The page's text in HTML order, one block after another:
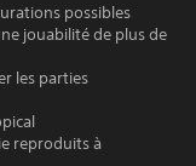
possibles
jouabilité de plus de
les parties
reproduits à